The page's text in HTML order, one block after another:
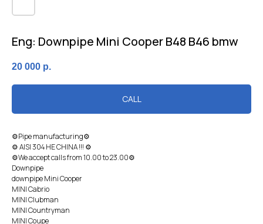
Eng: Downpipe Mini Cooper B48 B46 bmw
20 000 р.
CALL
⚙Pipe manufacturing⚙
⚙ AISI 304 HЕ CHINA !!! ⚙
⚙We accept calls from 10.00 to 23.00⚙
Downpipe
downpipe Mini Cooper
MINI Cabriо
MINI Сlubman
MINI Сountrymаn
MINI Coupe